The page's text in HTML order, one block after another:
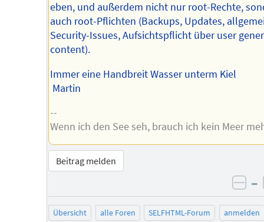
eben, und außerdem nicht nur root-Rechte,
auch root-Pflichten (Backups, Updates,
Security-Issues, Aufsichtspflicht über user
content).
Immer eine Handbreit Wasser unterm Kiel
Martin
--
Wenn ich den See seh, brauch ich kein Meer
Beitrag melden
–
Übersicht alle Foren SELFHTML-Forum anmelden